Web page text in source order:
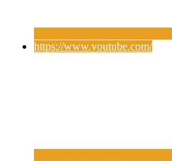
https://www.youtube.com/